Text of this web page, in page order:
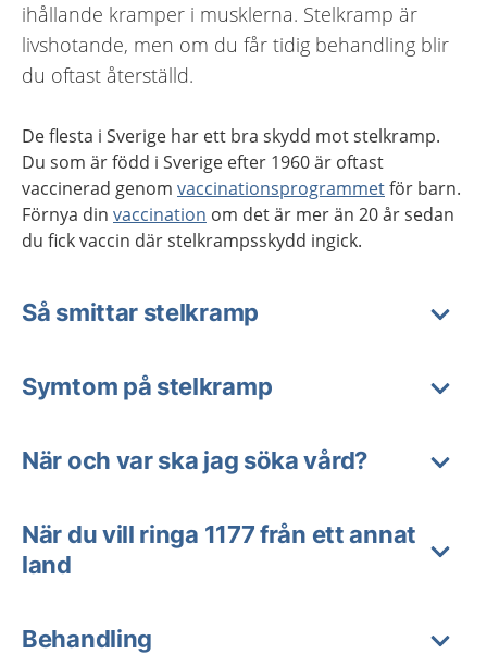
ihållande kramper i musklerna. Stelkramp är
livshotande, men om du får tidig behandling blir
du oftast återställd.
De flesta i Sverige har ett bra skydd mot stelkramp.
Du som är född i Sverige efter 1960 är oftast
vaccinerad genom vaccinationsprogrammetför barn.
Förnya din vaccination om det är mer än 20 år sedan
du fick vaccin där stelkrampsskydd ingick.
Så smittar stelkramp
Symtom på stelkramp
När och var ska jag söka vård?
När du vill ringa 1177 från ett annat
land
Behandling